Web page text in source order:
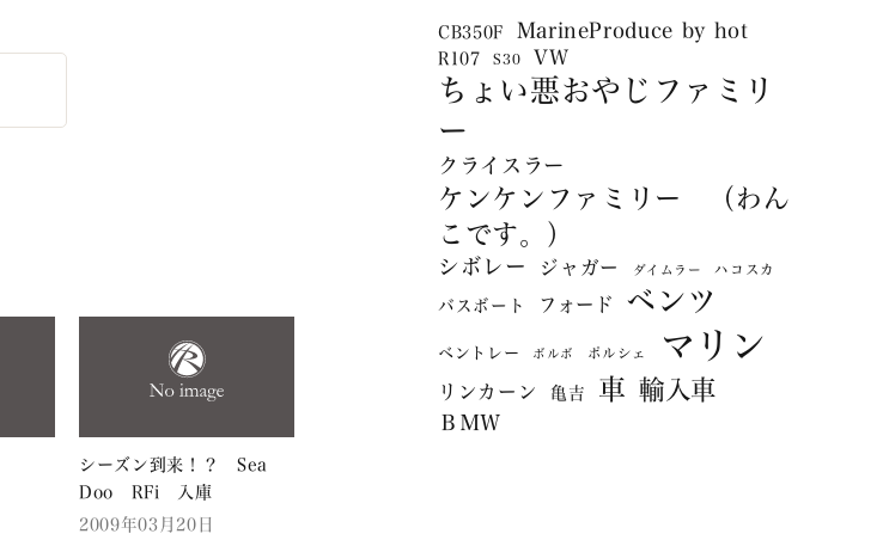
シーズン到来！？ Sea
Doo RFi 入庫
2009年03月20日
CB350F MarineProduce by hot
R107 S30 VW
ちょい悪おやじファミリ
ー
クライスラー
ケンケンファミリー （わん
こです。）
シボレー ジャガー ダイムラー ハコスカ
バスボート フォード ベンツ
ベントレー ボルボ ポルシェ マリン
リンカーン 亀吉 車 輸入車
ＢＭＷ